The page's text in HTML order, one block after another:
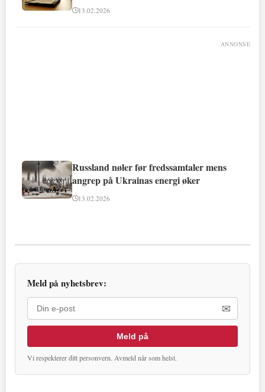
13.02.2026
ANNONSE
Russland nøler før fredssamtaler mens
angrep på Ukrainas energi øker
13.02.2026
Meld på nyhetsbrev:
✉
Meld på
Vi respekterer ditt personvern. Avmeld når som helst.